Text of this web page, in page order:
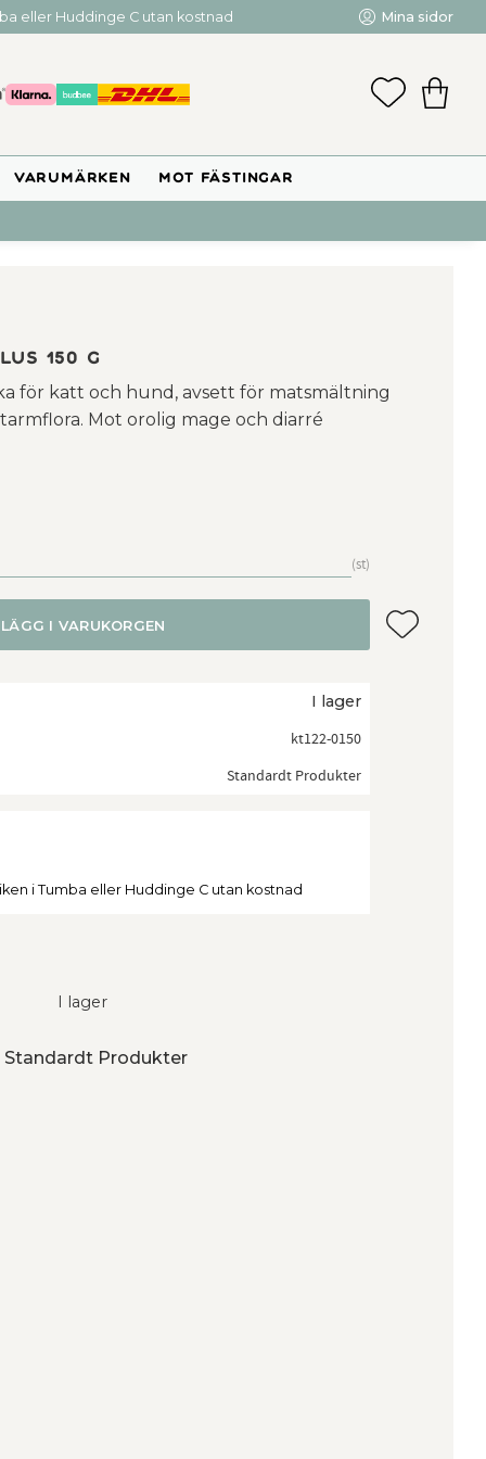
eller Huddinge C utan kostnad Mina sidor
VARUMÄRKEN MOT FÄSTINGAR
150 g
för katt och hund, avsett för matsmältning
Mot orolig mage och diarré
st
LÄGG I VARUKORGEN Lägg till i
I lager
kt122-0150
Standardt Produkter
i Tumba eller Huddinge C utan kostnad
I lager
Standardt Produkter